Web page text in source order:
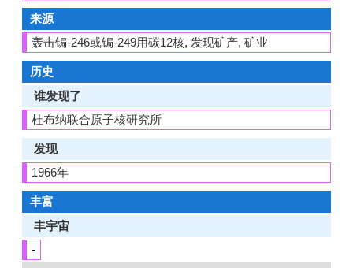
来源
轰击锔-246或锔-249用碳12核, 发现矿产, 矿业
历史
谁发现了
杜布纳联合原子核研究所
发现
1966年
丰富
丰宇宙
-